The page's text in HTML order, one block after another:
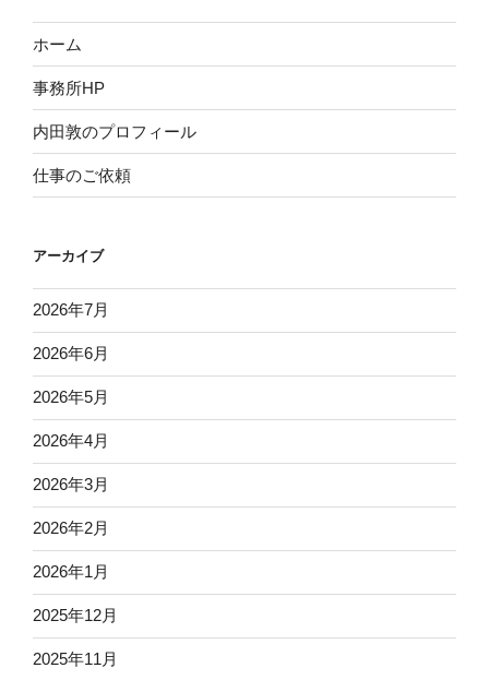
ホーム
事務所HP
内田敦のプロフィール
仕事のご依頼
アーカイブ
2026年7月
2026年6月
2026年5月
2026年4月
2026年3月
2026年2月
2026年1月
2025年12月
2025年11月